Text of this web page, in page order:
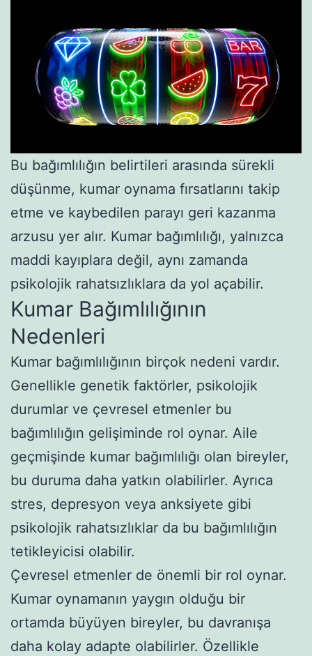
Bu bağımlılığın belirtileri arasında sürekli
düşünme, kumar oynama fırsatlarını takip
etme ve kaybedilen parayı geri kazanma
arzusu yer alır. Kumar bağımlılığı, yalnızca
maddi kayıplara değil, aynı zamanda
psikolojik rahatsızlıklara da yol açabilir.
Kumar Bağımlılığının
Nedenleri
Kumar bağımlılığının birçok nedeni vardır.
Genellikle genetik faktörler, psikolojik
durumlar ve çevresel etmenler bu
bağımlılığın gelişiminde rol oynar. Aile
geçmişinde kumar bağımlılığı olan bireyler,
bu duruma daha yatkın olabilirler. Ayrıca
stres, depresyon veya anksiyete gibi
psikolojik rahatsızlıklar da bu bağımlılığın
tetikleyicisi olabilir.
Çevresel etmenler de önemli bir rol oynar.
Kumar oynamanın yaygın olduğu bir
ortamda büyüyen bireyler, bu davranışa
daha kolay adapte olabilirler. Özellikle